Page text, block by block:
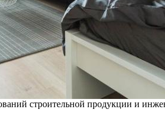
строительной продукции и